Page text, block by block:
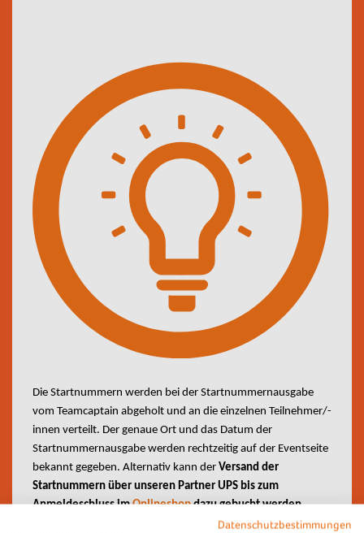
Die Startnummern werden bei der Startnummernausgabe
vom Teamcaptain abgeholt und an die einzelnen Teilnehmer/-
innen verteilt. Der genaue Ort und das Datum der
Startnummernausgabe werden rechtzeitig auf der Eventseite
bekannt gegeben. Alternativ kann der Versand der
Startnummern über unseren Partner UPS bis zum
Anmeldeschluss imOnlineshopdazu gebucht werden.
Datenschutzbestimmungen